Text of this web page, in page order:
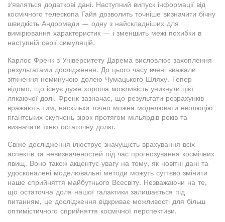
з'являться додаткові дані. Наступний випуск інформації від
космічного телескопа Гайя дозволить точніше визначити бічну
швидкість Андромеди — одну з найскладніших для
вимірювання характеристик — і зменшить межі похибки в
наступній серії симуляцій.
Карлос Френк з Університету Дарема висловлює захоплення
результатами дослідження. До цього часу вчені вважали
зіткнення неминучою долею Чумацького Шляху. Тепер
відомо, що існує дуже хороша можливість уникнути цієї
лякаючої долі. Френк зазначає, що результати розрахунків
вражають тим, наскільки точно можна моделювати еволюцію
гігантських скупчень зірок протягом мільярдів років та
визначати їхню остаточну долю.
Свіже дослідження ілюструє значущість врахування всіх
аспектів та невизначеностей під час прогнозування космічних
явищ. Воно також акцентує увагу на тому, як новітні дані та
удосконалені моделювальні методи можуть суттєво змінити
наше сприйняття майбутнього Всесвіту. Незважаючи на те,
що остаточна доля нашої галактики залишається під
питанням, це дослідження відкриває можливості для більш
оптимістичного сприйняття космічної перспективи.